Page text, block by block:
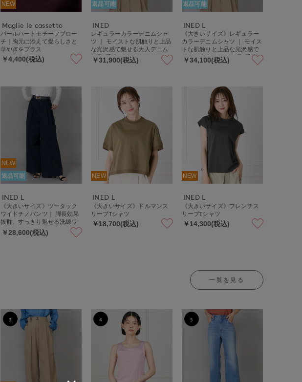
NEW
Maglie le cassetto
パールハートモチーフブロー
チ｜胸元に添えて愛らしさと
華やぎをプラス
￥4,400(税込)
返品可能
INED
レギュラーカラーデニムシャ
ツ ｜ モイストな肌触りと上品
な光沢感で魅せる大人デニム
軽量/手洗い可
￥31,900(税込)
返品可能
INED L
《大きいサイズ》レギュラー
カラーデニムシャツ ｜ モイス
トな肌触りと上品な光沢感で
魅せる大人デニム 軽量/手洗い
可
￥34,100(税込)
NEW
返品可能
INED L
《大きいサイズ》ツータック
ワイドチノパンツ｜ 脚長効果
抜群、すっきり魅せる洗練ワ
イドチノ ストレッチ/軽量/手
洗い可
￥28,600(税込)
NEW
INED L
《大きいサイズ》ドルマンス
リーブTシャツ
￥18,700(税込)
NEW
INED L
《大きいサイズ》フレンチス
リーブTシャツ
￥14,300(税込)
一覧を見る
3 4 5